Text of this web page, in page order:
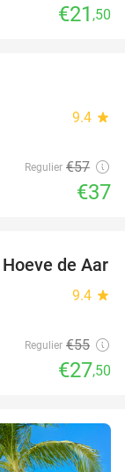
€21 ,50
9.4 star
Regulier €57
€37
50%
de Aar
9.4 star
Regulier €55
€27,50